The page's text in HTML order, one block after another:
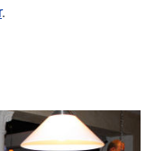
.